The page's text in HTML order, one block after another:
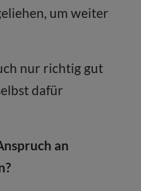
um weiter
nur richtig gut
dafür
an